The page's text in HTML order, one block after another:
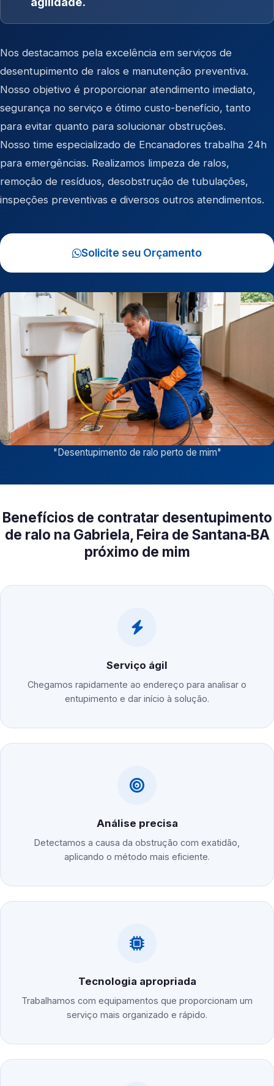
Nos destacamos pela excelência em serviços de
desentupimento de ralos e manutenção preventiva.
Nosso objetivo é proporcionar atendimento imediato,
segurança no serviço e ótimo custo-benefício, tanto
para evitar quanto para solucionar obstruções.
Nosso time especializado de Encanadores trabalha 24h
para emergências. Realizamos limpeza de ralos,
remoção de resíduos, desobstrução de tubulações,
inspeções preventivas e diversos outros atendimentos.
Solicite seu Orçamento
"Desentupimento de ralo perto de mim"
Benefícios de contratar desentupimento
de ralo na Gabriela, Feira de Santana‑BA
próximo de mim
Serviço ágil
Chegamos rapidamente ao endereço para analisar o
entupimento e dar início à solução.
Análise precisa
Detectamos a causa da obstrução com exatidão,
aplicando o método mais eficiente.
Tecnologia apropriada
Trabalhamos com equipamentos que proporcionam um
serviço mais organizado e rápido.